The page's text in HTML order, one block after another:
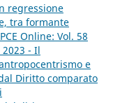
regressione
tra formante
Online: Vol. 58
2023 - Il
e
Diritto comparato